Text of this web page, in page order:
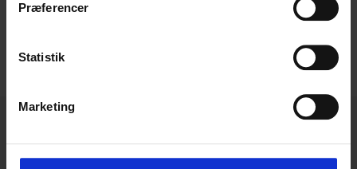
Præferencer
Statistik
Marketing